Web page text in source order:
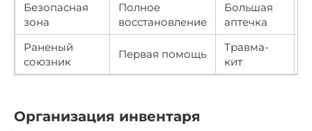
Безопасная
зона
Полное
восстановление
Большая
аптечка
Раненый
союзник
Первая помощь
Травма-
кит
Организация инвентаря